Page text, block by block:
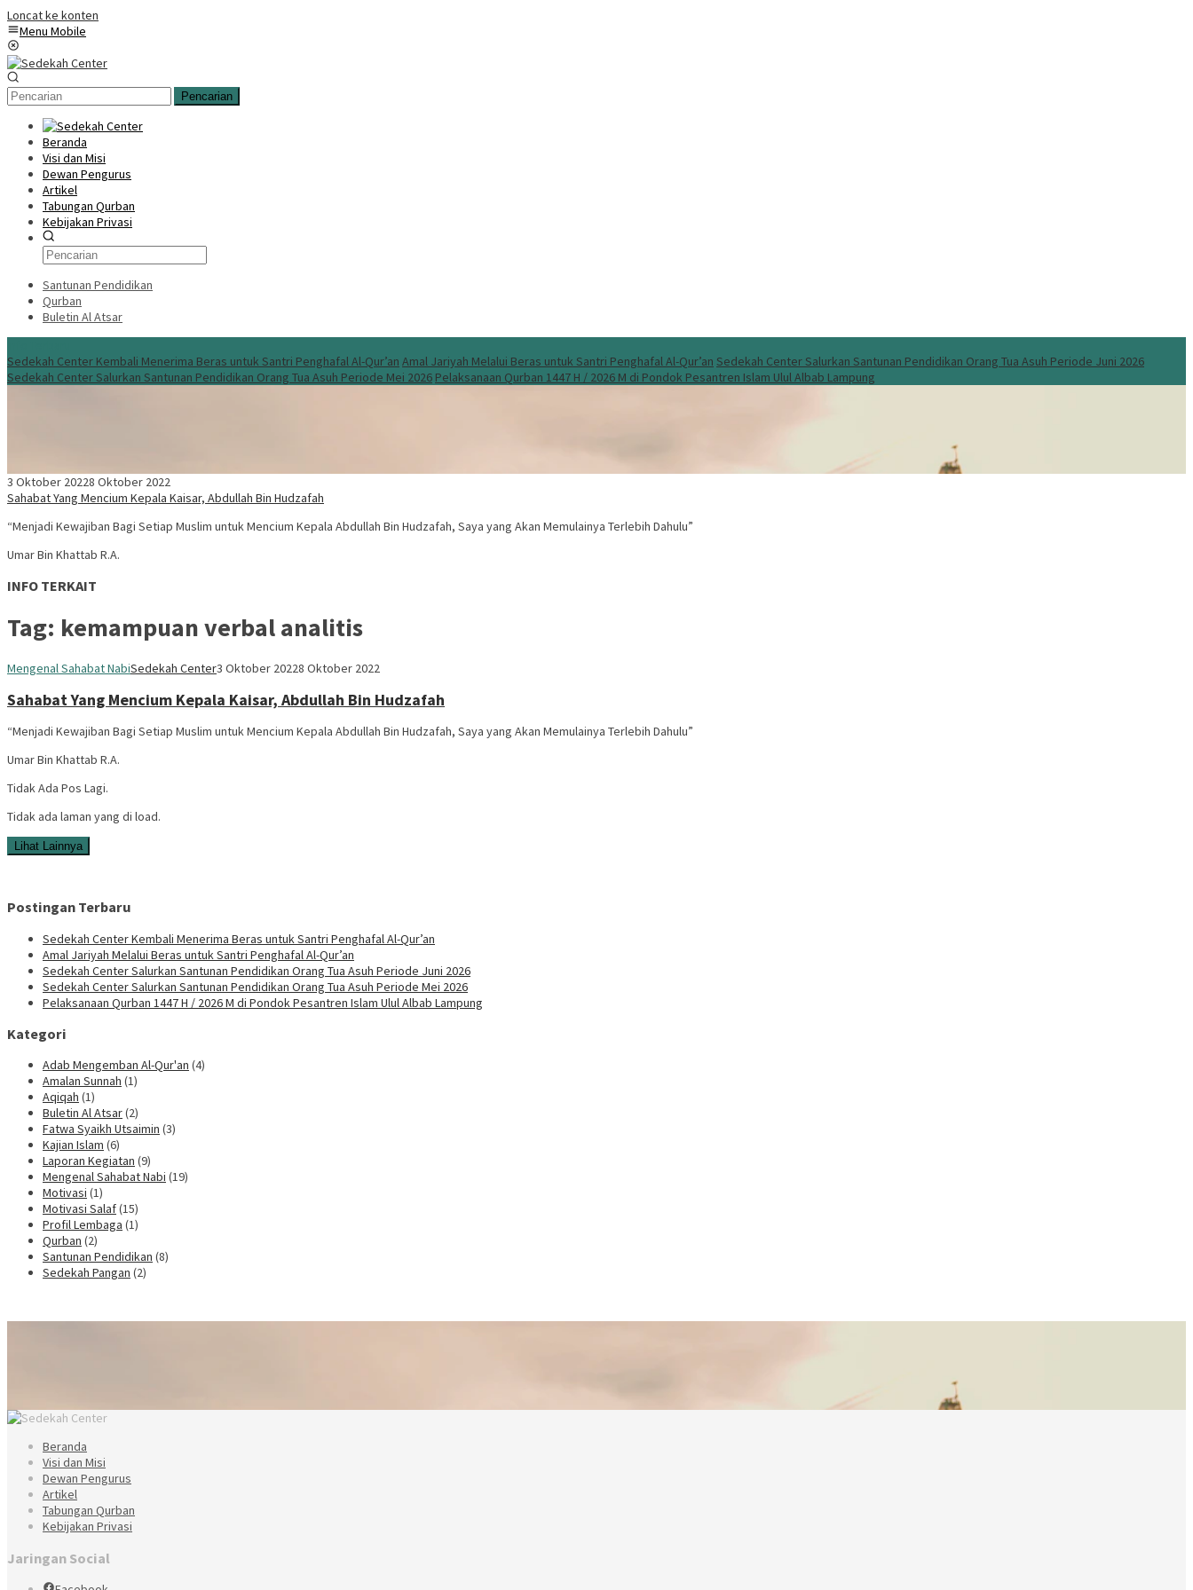
Loncat ke konten
Menu Mobile
Pencarian
Beranda
Visi dan Misi
Dewan Pengurus
Artikel
Tabungan Qurban
Kebijakan Privasi
Santunan Pendidikan
Qurban
Buletin Al Atsar
Sedekah Center Kembali Menerima Beras untuk Santri Penghafal Al-Qur’an Amal Jariyah Melalui Beras untuk Santri Penghafal Al-Qur’an Sedekah Center Salurkan Santunan Pendidikan Orang Tua Asuh Periode Juni 2026
Sedekah Center Salurkan Santunan Pendidikan Orang Tua Asuh Periode Mei 2026 Pelaksanaan Qurban 1447 H / 2026 M di Pondok Pesantren Islam Ulul Albab Lampung
3 Oktober 20228 Oktober 2022
Sahabat Yang Mencium Kepala Kaisar, Abdullah Bin Hudzafah
“Menjadi Kewajiban Bagi Setiap Muslim untuk Mencium Kepala Abdullah Bin Hudzafah, Saya yang Akan Memulainya Terlebih Dahulu”
Umar Bin Khattab R.A.
INFO TERKAIT
Tag: kemampuan verbal analitis
Mengenal Sahabat NabiSedekah Center3 Oktober 20228 Oktober 2022
Sahabat Yang Mencium Kepala Kaisar, Abdullah Bin Hudzafah
“Menjadi Kewajiban Bagi Setiap Muslim untuk Mencium Kepala Abdullah Bin Hudzafah, Saya yang Akan Memulainya Terlebih Dahulu”
Umar Bin Khattab R.A.
Tidak Ada Pos Lagi.
Tidak ada laman yang di load.
Lihat Lainnya
Postingan Terbaru
Sedekah Center Kembali Menerima Beras untuk Santri Penghafal Al-Qur’an
Amal Jariyah Melalui Beras untuk Santri Penghafal Al-Qur’an
Sedekah Center Salurkan Santunan Pendidikan Orang Tua Asuh Periode Juni 2026
Sedekah Center Salurkan Santunan Pendidikan Orang Tua Asuh Periode Mei 2026
Pelaksanaan Qurban 1447 H / 2026 M di Pondok Pesantren Islam Ulul Albab Lampung
Kategori
Adab Mengemban Al-Qur'an (4)
Amalan Sunnah (1)
Aqiqah (1)
Buletin Al Atsar(2)
Fatwa Syaikh Utsaimin (3)
Kajian Islam (6)
Laporan Kegiatan (9)
Mengenal Sahabat Nabi (19)
Motivasi (1)
Motivasi Salaf(15)
Profil Lembaga (1)
Qurban (2)
Santunan Pendidikan (8)
Sedekah Pangan (2)
Beranda
Visi dan Misi
Dewan Pengurus
Artikel
Tabungan Qurban
Kebijakan Privasi
Jaringan Social